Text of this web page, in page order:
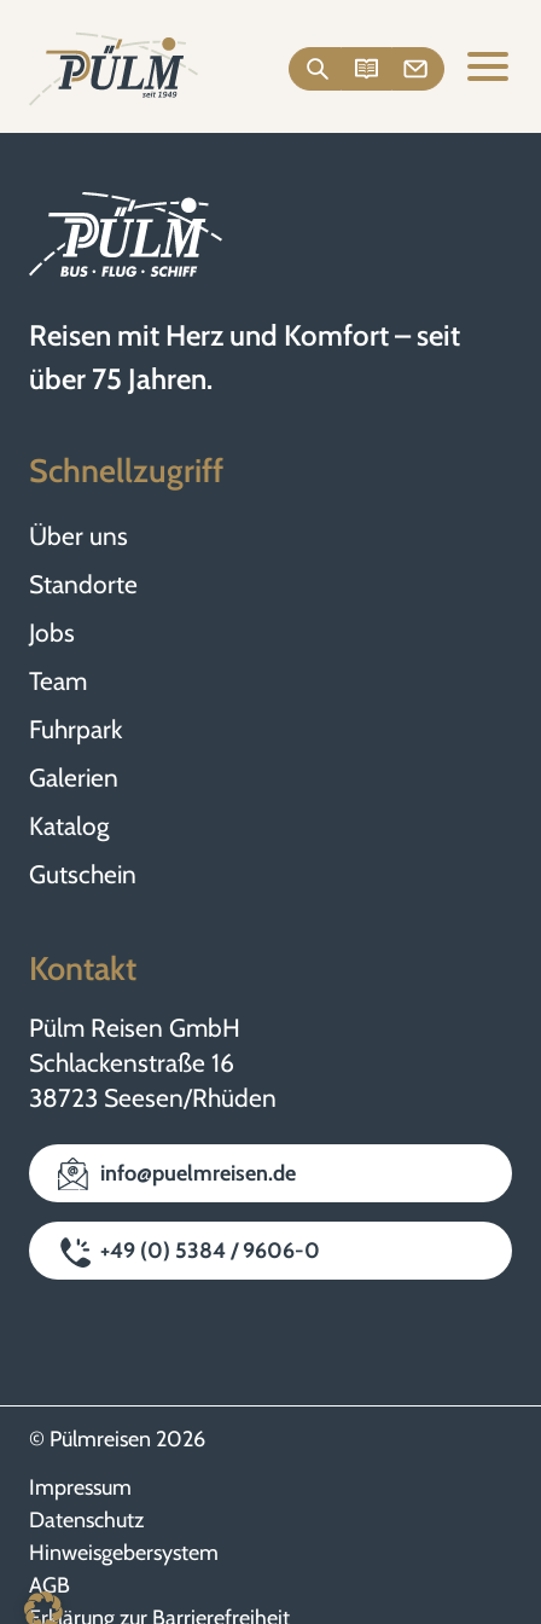
Reisen mit Herz und Komfort – seit
über 75 Jahren.
Schnellzugriff
Über uns
Standorte
Jobs
Team
Fuhrpark
Galerien
Katalog
Gutschein
Kontakt
Pülm Reisen GmbH
Schlackenstraße 16
38723 Seesen/Rhüden
info@puelmreisen.de
+49 (0) 5384 / 9606-0
© Pülmreisen 2026
Impressum
Datenschutz
Hinweisgebersystem
AGB
Erklärung zur Barrierefreiheit